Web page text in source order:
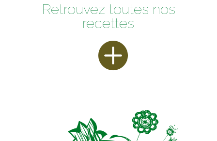
Retrouvez toutes nos
recettes